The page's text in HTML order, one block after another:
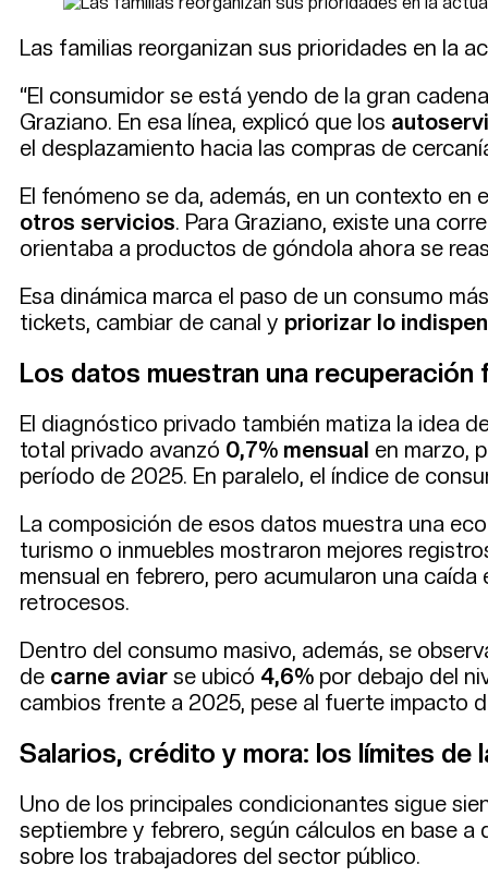
Las familias reorganizan sus prioridades en la
“El consumidor se está yendo de la gran
Graziano. En esa línea, explicó que los
el desplazamiento hacia las compras de
El fenómeno se da, además, en un contexto
otros servicios. Para Graziano, existe una
orientaba a productos de góndola ahora se
Esa dinámica marca el paso de un consumo
tickets, cambiar de canal y priorizar lo
Los datos muestran una recuperación
El diagnóstico privado también matiza la idea
total privado avanzó 0,7% mensual en marzo,
período de 2025. En paralelo, el índice de
La composición de esos datos muestra una
turismo o inmuebles mostraron mejores
mensual en febrero, pero acumularon una
retrocesos.
Dentro del consumo masivo, además, se
de carne aviar se ubicó 4,6% por debajo del
cambios frente a 2025, pese al fuerte impacto
Salarios, crédito y mora: los límites de
Uno de los principales condicionantes sigue
septiembre y febrero, según cálculos en base
sobre los trabajadores del sector público.